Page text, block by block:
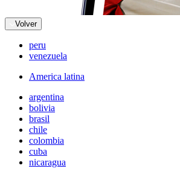
Volver
peru
venezuela
America latina
argentina
bolivia
brasil
chile
colombia
cuba
nicaragua